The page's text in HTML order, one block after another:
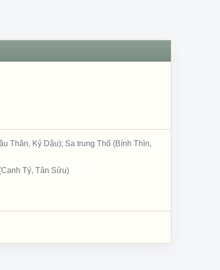
Thân, Kỷ Dậu); Sa trung Thổ (Bính Thìn,
Tý, Tân Sửu)